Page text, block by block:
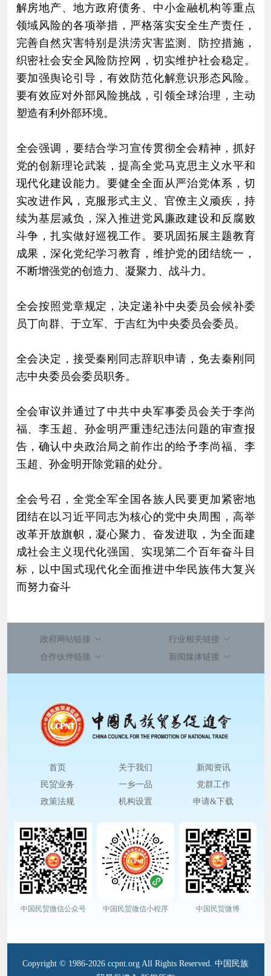
解房地产、地方政府债务、中小金融机构等重点
领域风险的各项举措，严格落实安全生产责任，
完善自然灾害特别是洪涝灾害监测、防控措施，
织密社会安全风险防控网，切实维护社会稳定。
要加强舆论引导，有效防范化解意识形态风险。
要有效应对外部风险挑战，引领全球治理，主动
塑造有利外部环境。
全会强调，要结合学习宣传贯彻全会精神，抓好
党的创新理论武装，提高全党马克思主义水平和
现代化建设能力。要健全全面从严治党体系，切
实改进作风，克服形式主义、官僚主义顽疾，持
续为基层减负，深入推进党风廉政建设和反腐败
斗争，扎实做好巡视工作。要巩固拓展主题教育
成果，深化党纪学习教育，维护党的团结统一，
不断增强党的创造力、凝聚力、战斗力。
全会按照党章规定，决定递补中央委员会候补委
员丁向群、于立军、于吉红为中央委员会委员。
全会决定，接受秦刚同志辞职申请，免去秦刚同
志中央委员会委员职务。
全会审议并通过了中共中央军事委员会关于李尚
福、李玉超、孙金明严重违纪违法问题的审查报
告，确认中央政治局之前作出的给予李尚福、李
玉超、孙金明开除党籍的处分。
全会号召，全党全军全国各族人民要更加紧密地
团结在以习近平同志为核心的党中央周围，高举
改革开放旗帜，凝心聚力、奋发进取，为全面建
成社会主义现代化强国、实现第二个百年奋斗目
标，以中国式现代化全面推进中华民族伟大复兴
而努力奋斗
政府网站链接
行业相关链接
合作伙伴链接
新闻媒体链接
首页 关于我们
新闻资讯
民贸业务
一乡一品
党群工作
政策法规
机构设置 申请&下载
中国民贸微信公众号 中国民贸微信小程序 中国民贸微博
Copyright © 1986-2026 ccpnt.org All Rights Reserved. 中国民族